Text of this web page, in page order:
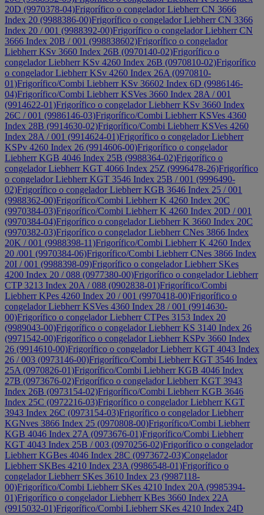
20D (9970378-04)Frigorífico o congelador Liebherr CN 3666
Index 20 (9988386-00)Frigorífico o congelador Liebherr CN 3366
Index 20 / 001 (9988392-00)Frigorífico o congelador Liebherr CN
3666 Index 20B / 001 (998838602)Frigorífico o congelador
Liebherr KSv 3660 Index 26B (0970140-02)Frigorífico o
congelador Liebherr KSv 4260 Index 26B (0970810-02)Frigorífico
o congelador Liebherr KSv 4260 Index 26A (0970810-
01)Frigorífico/Combi Liebherr KSv 36602 Index 6D (9986146-
04)Frigorífico/Combi Liebherr KSVes 3660 Index 28A / 001
(9914622-01)Frigorífico o congelador Liebherr KSv 3660 Index
26C / 001 (9986146-03)Frigorífico/Combi Liebherr KSVes 4360
Index 28B (9914630-02)Frigorífico/Combi Liebherr KSVes 4260
Index 28A / 001 (9914624-01)Frigorífico o congelador Liebherr
KSPv 4260 Index 26 (9914606-00)Frigorífico o congelador
Liebherr KGB 4046 Index 25B (9988364-02)Frigorífico o
congelador Liebherr KGT 4066 Index 25Z (9996478-26)Frigorífico
o congelador Liebherr KGT 3546 Index 25B / 001 (9996490-
02)Frigorífico o congelador Liebherr KGB 3646 Index 25 / 001
(9988362-00)Frigorífico/Combi Liebherr K 4260 Index 20C
(9970384-03)Frigorífico/Combi Liebherr K 4260 Index 20D / 001
(9970384-04)Frigorífico o congelador Liebherr K 3660 Index 20C
(9970382-03)Frigorífico o congelador Liebherr CNes 3866 Index
20K / 001 (9988398-11)Frigorífico/Combi Liebherr K 4260 Index
20 /001 (9970384-06)Frigorífico/Combi Liebherr CNes 3866 Index
20I / 001 (9988398-09)Frigorífico o congelador Liebherr SKes
4200 Index 20 / 088 (0977380-00)Frigorífico o congelador Liebherr
CTP 3213 Index 20A / 088 (0902838-01)Frigorífico/Combi
Liebherr KPes 4260 Index 20 / 001 (9970418-00)Frigorífico o
congelador Liebherr KSVes 4360 Index 28 / 001 (9914630-
00)Frigorífico o congelador Liebherr CTPes 3153 Index 20
(9989043-00)Frigorífico o congelador Liebherr KS 3140 Index 26
(9971542-00)Frigorífico o congelador Liebherr KSPv 3660 Index
26 (9914610-00)Frigorífico o congelador Liebherr KGT 4043 Index
26 / 003 (0973146-00)Frigorífico/Combi Liebherr KGT 3546 Index
25A (0970826-01)Frigorífico/Combi Liebherr KGB 4046 Index
27B (0973676-02)Frigorífico o congelador Liebherr KGT 3943
Index 26B (0973154-02)Frigorífico/Combi Liebherr KGB 3646
Index 25C (0972216-03)Frigorífico o congelador Liebherr KGT
3943 Index 26C (0973154-03)Frigorífico o congelador Liebherr
KGNves 3866 Index 25 (0970808-00)Frigorífico/Combi Liebherr
KGB 4046 Index 27A (0973676-01)Frigorífico/Combi Liebherr
KGT 4043 Index 25B / 003 (0970256-02)Frigorífico o congelador
Liebherr KGBes 4046 Index 28C (0973672-03)Congelador
Liebherr SKBes 4210 Index 23A (9986548-01)Frigorífico o
congelador Liebherr SKes 3610 Index 23 (9987118-
00)Frigorífico/Combi Liebherr SKes 4210 Index 20A (9985394-
01)Frigorífico o congelador Liebherr KBes 3660 Index 22A
(9915032-01)Frigorífico/Combi Liebherr SKes 4210 Index 24D